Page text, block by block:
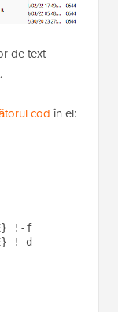
de text
cod în el:
!-f
!-d